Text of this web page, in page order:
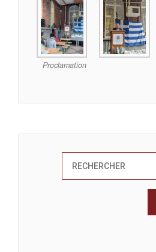
Proclamation